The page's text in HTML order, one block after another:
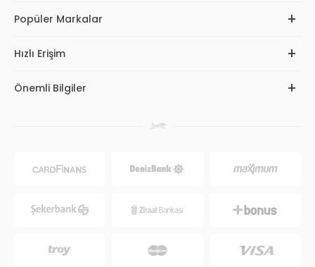
Popüler Markalar
Hızlı Erişim
Önemli Bilgiler